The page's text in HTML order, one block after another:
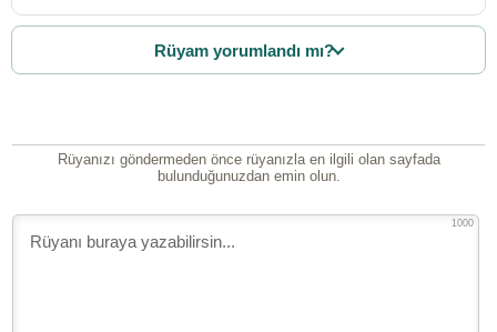
Rüyam yorumlandı mı?
Rüyanızı göndermeden önce rüyanızla en ilgili olan sayfada
bulunduğunuzdan emin olun.
1000